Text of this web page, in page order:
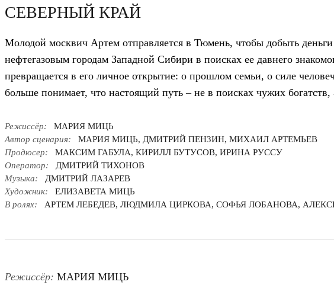
СЕВЕРНЫЙ КРАЙ
Молодой москвич Артем отправляется в Тюмень, чтобы добыть
нефтегазовым городам Западной Сибири в поисках ее давнего
превращается в его личное открытие: о прошлом семьи, о силе
больше понимает, что настоящий путь – не в поисках чужих
Режиссёр:
МАРИЯ МИЦЬ
Автор сценария:
МАРИЯ МИЦЬ, ДМИТРИЙ ПЕНЗИН, МИХАИЛ АРТЕМЬЕВ
Продюсер:
МАКСИМ ГАБУЛА, КИРИЛЛ БУТУСОВ, ИРИНА РУССУ
Оператор:
ДМИТРИЙ ТИХОНОВ
Музыка:
ДМИТРИЙ ЛАЗАРЕВ
Художник:
ЕЛИЗАВЕТА МИЦЬ
В ролях:
АРТЕМ ЛЕБЕДЕВ, ЛЮДМИЛА ЦИРКОВА, СОФЬЯ ЛОБАНОВА,
Режиссёр: МАРИЯ МИЦЬ